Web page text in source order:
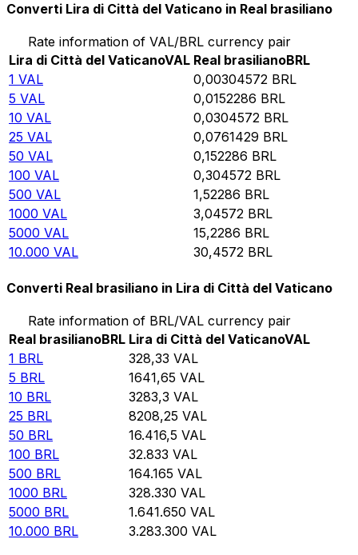
Converti Lira di Città del Vaticano in Real brasiliano
Rate information of VAL/BRL currency pair
Lira di Città del VaticanoVAL Real brasilianoBRL
1 VAL 0,00304572 BRL
5 VAL 0,0152286 BRL
10 VAL 0,0304572 BRL
25 VAL 0,0761429 BRL
50 VAL 0,152286 BRL
100 VAL 0,304572 BRL
500 VAL 1,52286 BRL
1000 VAL 3,04572 BRL
5000 VAL 15,2286 BRL
10.000 VAL 30,4572 BRL
Converti Real brasiliano in Lira di Città del Vaticano
Rate information of BRL/VAL currency pair
Real brasilianoBRL Lira di Città del VaticanoVAL
1 BRL 328,33 VAL
5 BRL 1641,65 VAL
10 BRL 3283,3 VAL
25 BRL 8208,25 VAL
50 BRL 16.416,5 VAL
100 BRL 32.833 VAL
500 BRL 164.165 VAL
1000 BRL 328.330 VAL
5000 BRL 1.641.650 VAL
10.000 BRL 3.283.300 VAL